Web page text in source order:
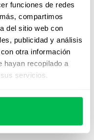
funciones de redes
compartimos
del sitio web con
publicidad y análisis
otra información
hayan recopilado a
servicios.
y se asigne a
electrónico y una
vez enviadas, las
aparecerán
de un
de nómina mensual
mayor comodidad,